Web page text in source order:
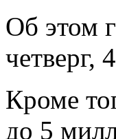
Об этом
четверг,
Кроме
до 5